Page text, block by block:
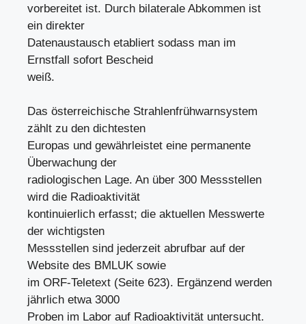
vorbereitet ist. Durch bilaterale Abkommen ist
ein direkter
Datenaustausch etabliert sodass man im
Ernstfall sofort Bescheid
weiß.
Das österreichische Strahlenfrühwarnsystem
zählt zu den dichtesten
Europas und gewährleistet eine permanente
Überwachung der
radiologischen Lage. An über 300 Messstellen
wird die Radioaktivität
kontinuierlich erfasst; die aktuellen Messwerte
der wichtigsten
Messstellen sind jederzeit abrufbar auf der
Website des BMLUK sowie
im ORF-Teletext (Seite 623). Ergänzend werden
jährlich etwa 3000
Proben im Labor auf Radioaktivität untersucht.